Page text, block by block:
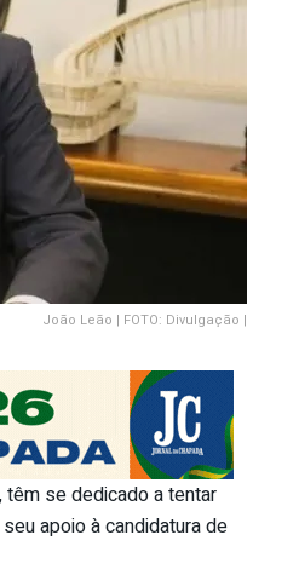
João Leão | FOTO: Divulgação |
se dedicado a tentar
apoio à candidatura de